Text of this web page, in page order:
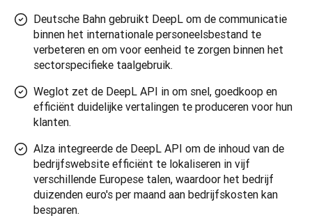
Deutsche Bahn gebruikt DeepL om de communicatie
binnen het internationale personeelsbestand te
verbeteren en om voor eenheid te zorgen binnen het
sectorspecifieke taalgebruik.
Weglot zet de DeepL API in om snel, goedkoop en
efficiënt duidelijke vertalingen te produceren voor hun
klanten.
Alza integreerde de DeepL API om de inhoud van de
bedrijfswebsite efficiënt te lokaliseren in vijf
verschillende Europese talen, waardoor het bedrijf
duizenden euro's per maand aan bedrijfskosten kan
besparen.